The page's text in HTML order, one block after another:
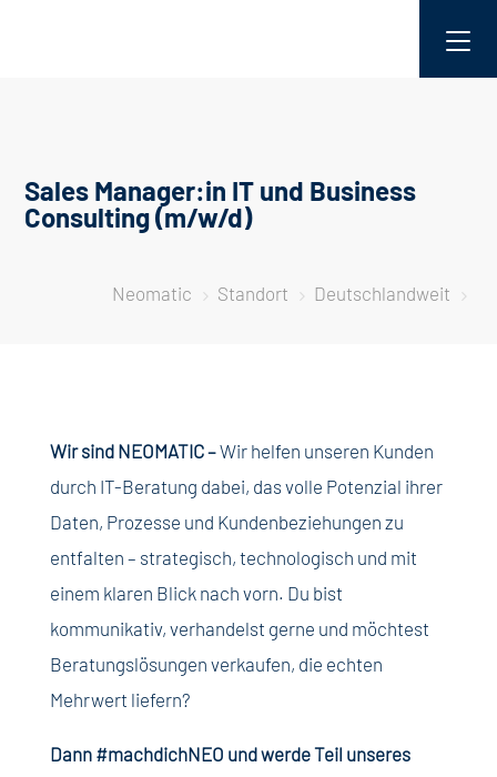
Sales Manager:in IT und Business
Consulting (m/w/d)
Neomatic 5 Standort 5 Deutschlandweit 5
Wir sind NEOMATIC –Wir helfen unseren Kunden
durch IT-Beratung dabei, das volle Potenzial ihrer
Daten, Prozesse und Kundenbeziehungen zu
entfalten – strategisch, technologisch und mit
einem klaren Blick nach vorn. Du bist
kommunikativ, verhandelst gerne und möchtest
Beratungslösungen verkaufen, die echten
Mehrwert liefern?
Dann #machdichNEO und werde Teil unseres